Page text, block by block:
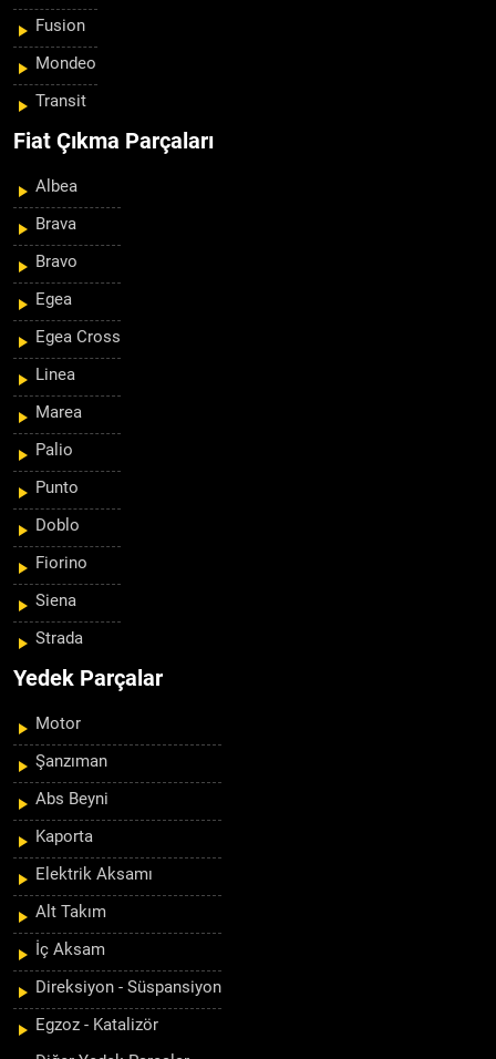
Fusion
Mondeo
Transit
Fiat Çıkma Parçaları
Albea
Brava
Bravo
Egea
Egea Cross
Linea
Marea
Palio
Punto
Doblo
Fiorino
Siena
Strada
Yedek Parçalar
Motor
Şanzıman
Abs Beyni
Kaporta
Elektrik Aksamı
Alt Takım
İç Aksam
Direksiyon - Süspansiyon
Egzoz - Katalizör